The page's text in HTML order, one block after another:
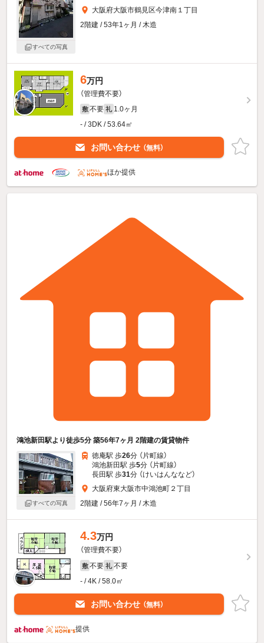
すべての写真
大阪府大阪市鶴見区今津南１丁目
2階建 / 53年1ヶ月 / 木造
6万円
（管理費不要）
敷 不要 礼 1.0ヶ月
- / 3DK / 53.64㎡
お問い合わせ （無料）
ほか提供
鴻池新田駅より徒歩5分 築56年7ヶ月 2階建の賃貸物件
すべての写真
徳庵駅 歩26分 （片町線）
鴻池新田駅 歩5分 （片町線）
長田駅 歩31分 （けいはんななど）
大阪府東大阪市中鴻池町２丁目
2階建 / 56年7ヶ月 / 木造
4.3万円
（管理費不要）
敷 不要 礼 不要
- / 4K / 58.0㎡
お問い合わせ （無料）
提供